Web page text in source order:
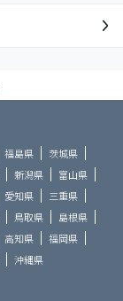
福島県
茨城県
新潟県
富山県
愛知県
三重県
鳥取県
島根県
高知県
福岡県
沖縄県